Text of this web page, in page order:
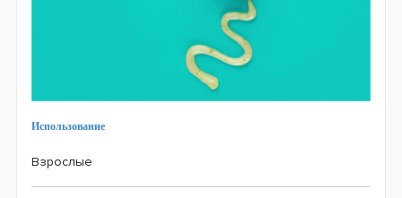
Использование
Взрослые